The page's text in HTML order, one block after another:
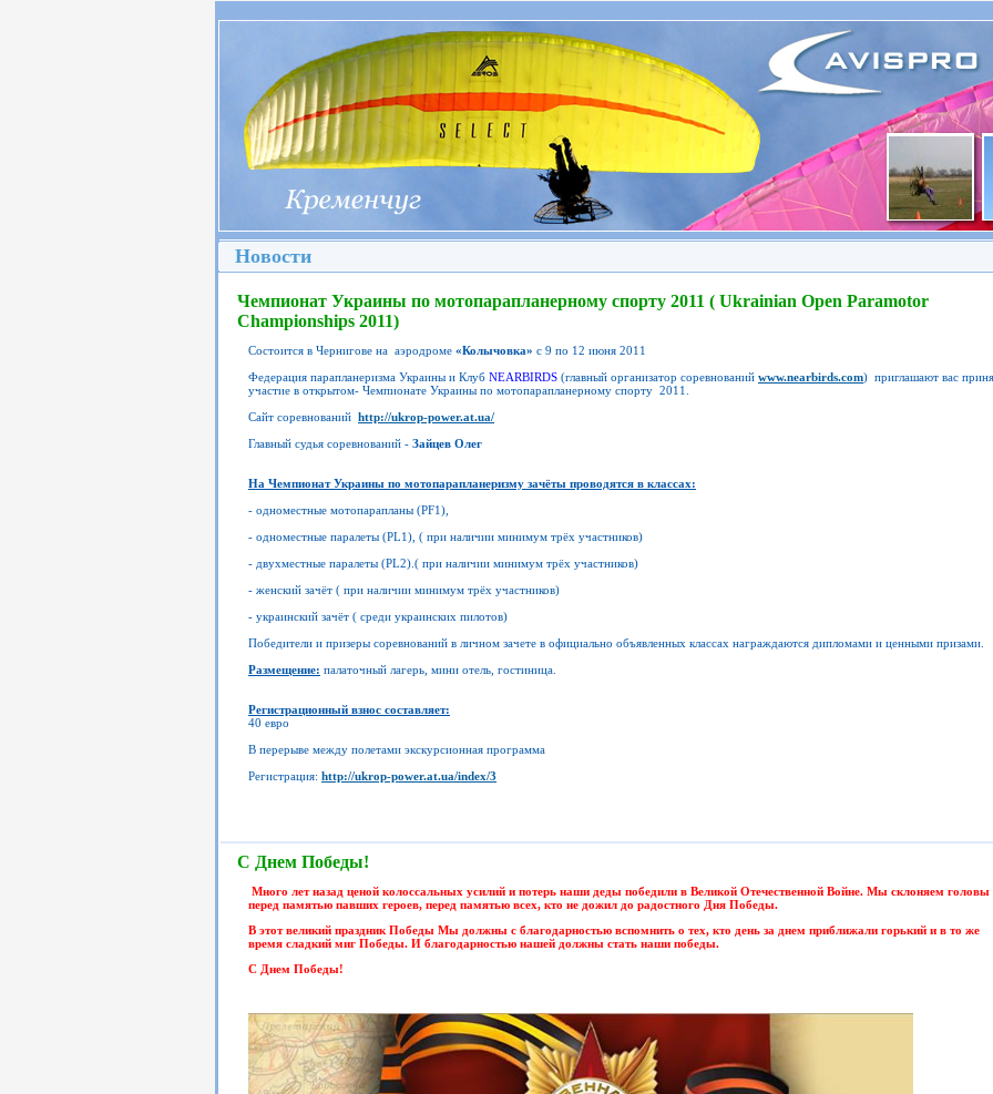
Новости
Чемпионат Украины по мотопарапланерному спорту 2011 ( Ukrainian Open Paramotor
Championships 2011)
Cостоится в Чернигове на аэродроме «Колычовка» с 9 по 12 июня 2011
Федерация парапланеризма Украины и Клуб NEARBIRDS (главный организатор соревнований www.nearbirds.com) приглашают вас
участие в открытом- Чемпионате Украины по мотопарапланерному спорту 2011.
Сайт соревнований http://ukrop-power.at.ua/
Главный судья соревнований - Зайцев Олег
На Чемпионат Украины по мотопарапланеризму зачёты проводятся в классах:
- одноместные мотопарапланы (PF1),
- одноместные паралеты (PL1), ( при наличии минимум трёх участников)
- двухместные паралеты (PL2).( при наличии минимум трёх участников)
- женский зачёт ( при наличии минимум трёх участников)
- украинский зачёт ( среди украинских пилотов)
Победители и призеры соревнований в личном зачете в официально объявленных классах награждаются дипломами и ценными призами.
Размещение: палаточный лагерь, мини отель, гостиница.
Регистрационный взнос составляет:
40 евро
В перерыве между полетами экскурсионная программа
Регистрация: http://ukrop-power.at.ua/index/3
С Днем Победы!
Много лет назад ценой колоссальных усилий и потерь наши деды победили в Великой Отечественной Войне. Мы склоняем головы
перед памятью павших героев, перед памятью всех, кто не дожил до радостного Дня Победы.
В этот великий праздник Победы Мы должны с благодарностью вспомнить о тех, кто день за днем приближали горький и в то же
время сладкий миг Победы. И благодарностью нашей должны стать наши победы.
С Днем Победы!